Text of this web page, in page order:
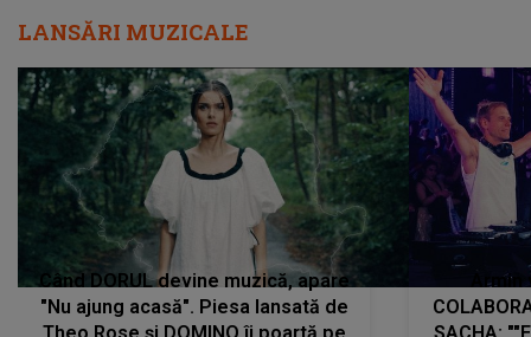
LANSĂRI MUZICALE
Când DORUL devine muzică, apare
"Nu ajung acasă". Piesa lansată de
Theo Rose și DOMINO îi poartă pe
SACHA: